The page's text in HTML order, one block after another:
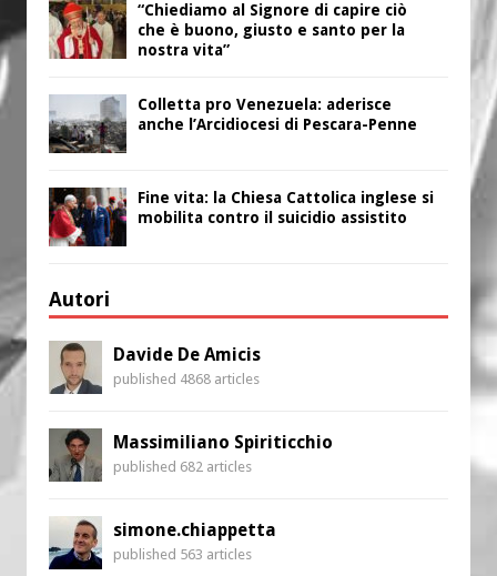
“Chiediamo al Signore di capire ciò
che è buono, giusto e santo per la
nostra vita”
Colletta pro Venezuela: aderisce
anche l’Arcidiocesi di Pescara-Penne
Fine vita: la Chiesa Cattolica inglese si
mobilita contro il suicidio assistito
Autori
Davide De Amicis
published 4868 articles
Massimiliano Spiriticchio
published 682 articles
simone.chiappetta
published 563 articles